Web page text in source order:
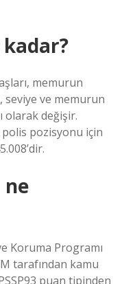
kadar?
memurun
seviye ve memurun
olarak değişir.
pozisyonu için
ne
Koruma Programı
tarafından kamu
puan tipinden